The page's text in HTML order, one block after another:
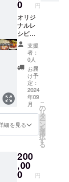
で... ※細
かな詳
細など
はメー
ルにて
ご相談
させて
くださ
い。
0 円
オリジ
ナルレ
シピ考
案権 採
用基準
は基本
的にあ
りませ
ん。 で
すが不
適切だ
と判断
したも
のに関
しじて
とはで
きませ
ん。 ※
例 食
支援
者：
0人
お届
け予
定：
2024
年09
月
細を見る
こ
の
リ
タ
ー
ン
を
選
択
す
る
200
,00
0 円